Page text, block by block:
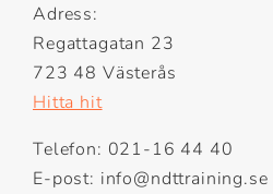
Adress:
Regattagatan 23
723 48 Västerås
Hitta hit
Telefon: 021-16 44 40
E-post: info@ndttraining.se